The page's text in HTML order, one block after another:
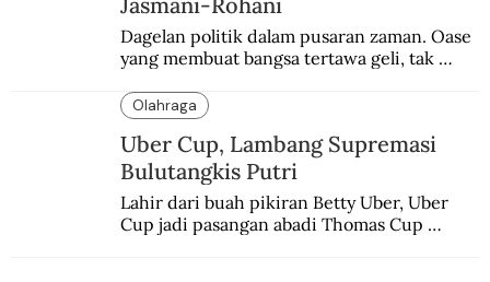
Dagelan politik dalam pusaran zaman. Oase
yang membuat bangsa tertawa geli, tak
Olahraga
Uber Cup, Lambang Supremasi
Bulutangkis Putri
Lahir dari buah pikiran Betty Uber, Uber
Cup jadi pasangan abadi Thomas Cup